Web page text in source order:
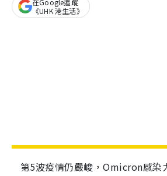
在Google追蹤
《UHK 港生活》
第5波疫情仍嚴峻，Omicron感染